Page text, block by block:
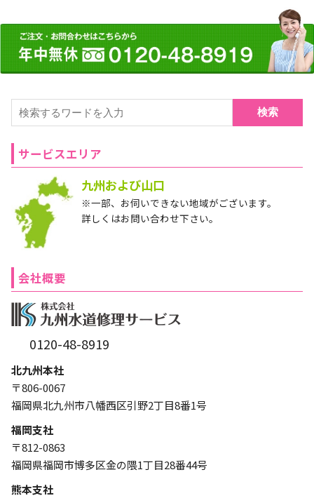
検索
サービスエリア
九州および山口
※一部、お伺いできない地域がございます。
詳しくはお問い合わせ下さい。
会社概要
0120-48-8919
北九州本社
〒806-0067
福岡県北九州市八幡西区引野2丁目8番1号
福岡支社
〒812-0863
福岡県福岡市博多区金の隈1丁目28番44号
熊本支社